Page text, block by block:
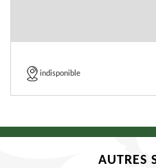
indisponible
AUTRES